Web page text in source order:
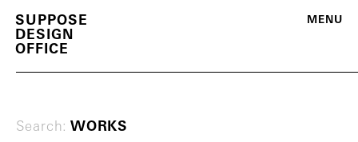
SU P POS E
D ES G N
O F F C E
M E N U
Search: WORKS